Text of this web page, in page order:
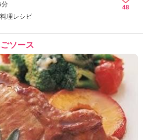
分
理レシピ
48
ソース